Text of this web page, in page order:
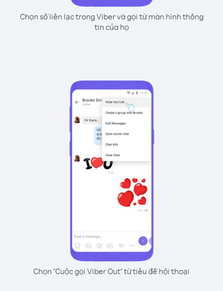
Chọn số liên lạc trong Viber và gọi từ màn hình thông
tin của họ
Chọn "Cuộc gọi Viber Out" từ tiêu đề hội thoại